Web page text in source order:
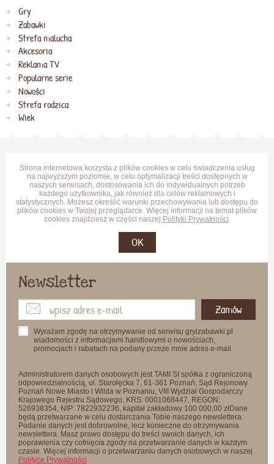
Gry
Zabawki
Strefa malucha
Akcesoria
Reklama TV
Popularne serie
Nowości
Strefa rodzica
Wiek
Strona internetowa korzysta z plików cookies w celu świadczenia usług
na najwyższym poziomie, w celu optymalizacji treści dostępnych w
naszych serwisach, dostosowania ich do indywidualnych potrzeb
każdego użytkownika, jak również dla celów reklamowych i
statystycznych. Możesz określić warunki przechowywania lub dostępu do
plików cookies w Twojej przeglądarce. Więcej informacji na temat plików
cookies znajdziesz w części naszej Polityki Prywatności
OK
Newsletter
Zamów
Wyrażam zgodę na otrzymywanie od serwisu gryizabawki.pl
wiadomości z informacjami handlowymi o nowościach,
promocjach i rabatach na podany przeze mnie adres e-mail
Administratorem danych osobowych jest TAMI SI spółka z ograniczoną
odpowiedzialnością, ul. Starołęcka 7, 61-361 Poznań, Sąd Rejonowy
Poznań Nowe Miasto i Wilda w Poznaniu, VIII Wydział Gospodarczy
Krajowego Rejestru Sądowego, KRS: 0001068447, REGON:
526938354, NIP: 7822932236, kapitał zakładowy 100 000,00 złDane
będą przetwarzane w celu dostarczania Tobie naszego newslettera.
Podanie danych jest dobrowolne, lecz konieczne do otrzymywania
newslettera. Masz prawo dostępu do treści swoich danych, ich
poprawienia czy cofnięcia zgody na przetwarzanie danych w każdym
czasie. Więcej informacji o przetwarzaniu danych osobowych w naszej
Polityce Prywatności